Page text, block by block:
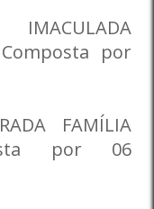
Composta por
FAMÍLIA
por 06